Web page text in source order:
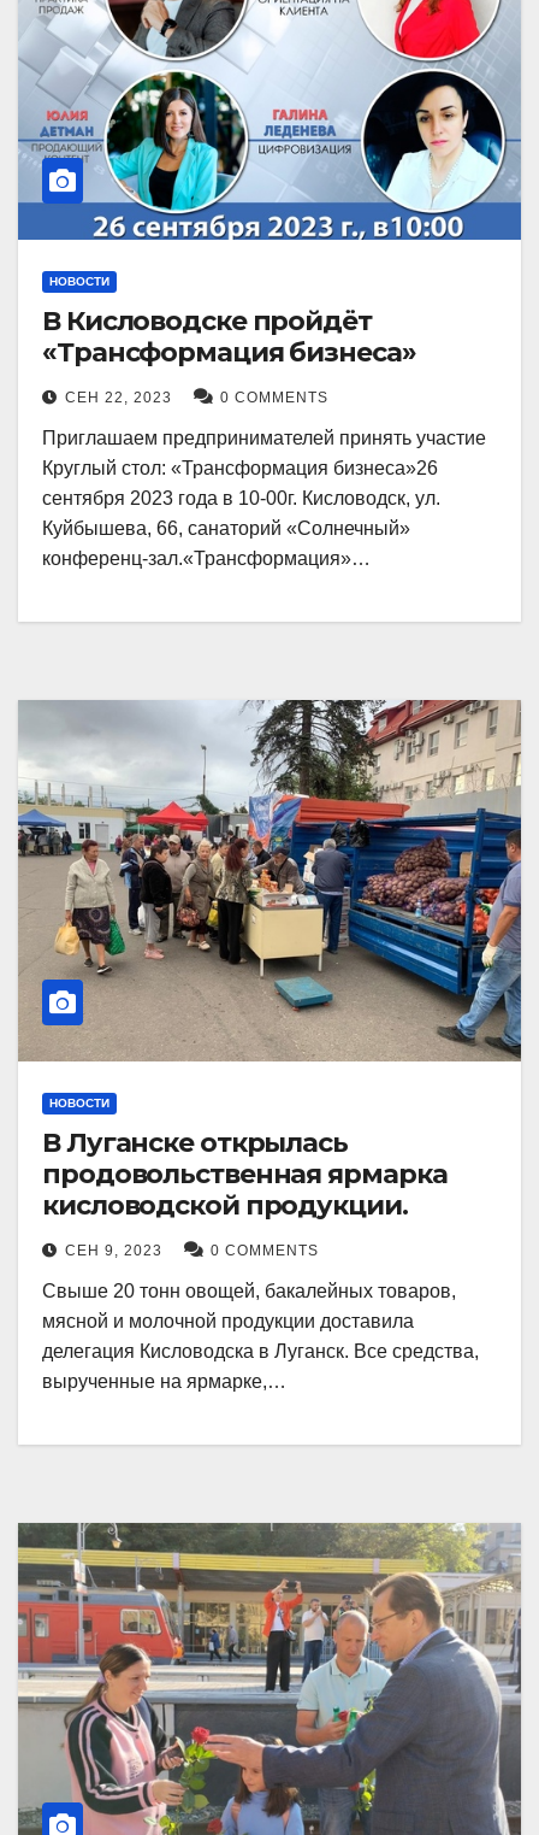
НОВОСТИ
В Кисловодске пройдёт
«Трансформация бизнеса»
СЕН 22, 2023 0 COMMENTS
Приглашаем предпринимателей принять участие
Круглый стол: «Трансформация бизнеса»26
сентября 2023 года в 10-00г. Кисловодск, ул.
Куйбышева, 66, санаторий «Солнечный»
конференц-зал.«Трансформация»…
НОВОСТИ
В Луганске открылась
продовольственная ярмарка
кисловодской продукции.
СЕН 9, 2023 0 COMMENTS
Свыше 20 тонн овощей, бакалейных товаров,
мясной и молочной продукции доставила
делегация Кисловодска в Луганск. Все средства,
вырученные на ярмарке,…